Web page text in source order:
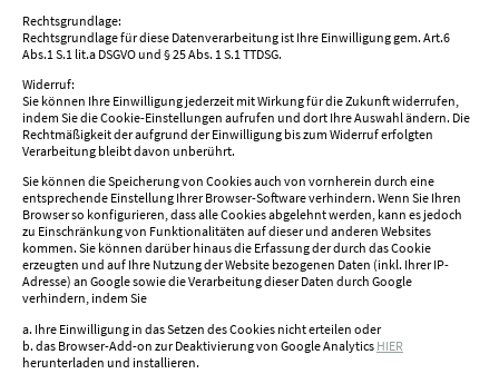
Rechtsgrundlage:
Rechtsgrundlage für diese Datenverarbeitung ist Ihre Einwilligung gem. Art.6
Abs.1 S.1 lit.a DSGVO und § 25 Abs. 1 S.1 TTDSG.
Widerruf:
Sie können Ihre Einwilligung jederzeit mit Wirkung für die Zukunft widerrufen,
indem Sie die Cookie-Einstellungen aufrufen und dort Ihre Auswahl ändern. Die
Rechtmäßigkeit der aufgrund der Einwilligung bis zum Widerruf erfolgten
Verarbeitung bleibt davon unberührt.
Sie können die Speicherung von Cookies auch von vornherein durch eine
entsprechende Einstellung Ihrer Browser-Software verhindern. Wenn Sie Ihren
Browser so konfigurieren, dass alle Cookies abgelehnt werden, kann es jedoch
zu Einschränkung von Funktionalitäten auf dieser und anderen Websites
kommen. Sie können darüber hinaus die Erfassung der durch das Cookie
erzeugten und auf Ihre Nutzung der Website bezogenen Daten (inkl. Ihrer IP-
Adresse) an Google sowie die Verarbeitung dieser Daten durch Google
verhindern, indem Sie
a. Ihre Einwilligung in das Setzen des Cookies nicht erteilen oder
b. das Browser-Add-on zur Deaktivierung von Google Analytics HIER
herunterladen und installieren.